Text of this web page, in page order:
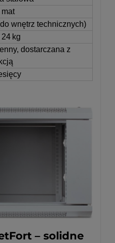
mat
wnętrz technicznych)
24 kg
dostarczana z
– solidne